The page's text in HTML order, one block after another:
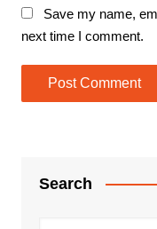
Save my name,
next time I comment.
Search